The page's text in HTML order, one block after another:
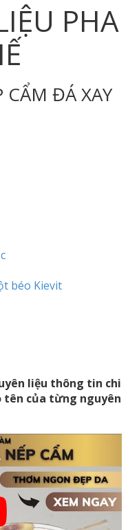
PHA
CẨM ĐÁ XAY
béo Kievit
liệu thông tin chi
tên của từng nguyên